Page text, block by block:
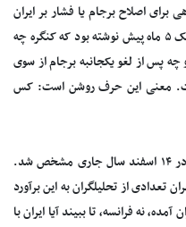
برای اصلاح برجام یا فشار بر ایران
پیدا کند، اما این اتفاق نیافتاد. پایگاه آتلانتیک ۵ ماه پیش نوشته بود که کنگره چه
پس از لغو یکجانبه برجام از سوی
معنی این حرف روشن است: کس
۲- هدف سفر وزیر خارجه فرانسه به تهران در ۱۴ اسفند سال جاری مشخص شد.
تعدادی از تحلیلگران به این برآورد
نه فرانسه، تا ببیند آیا ایران با